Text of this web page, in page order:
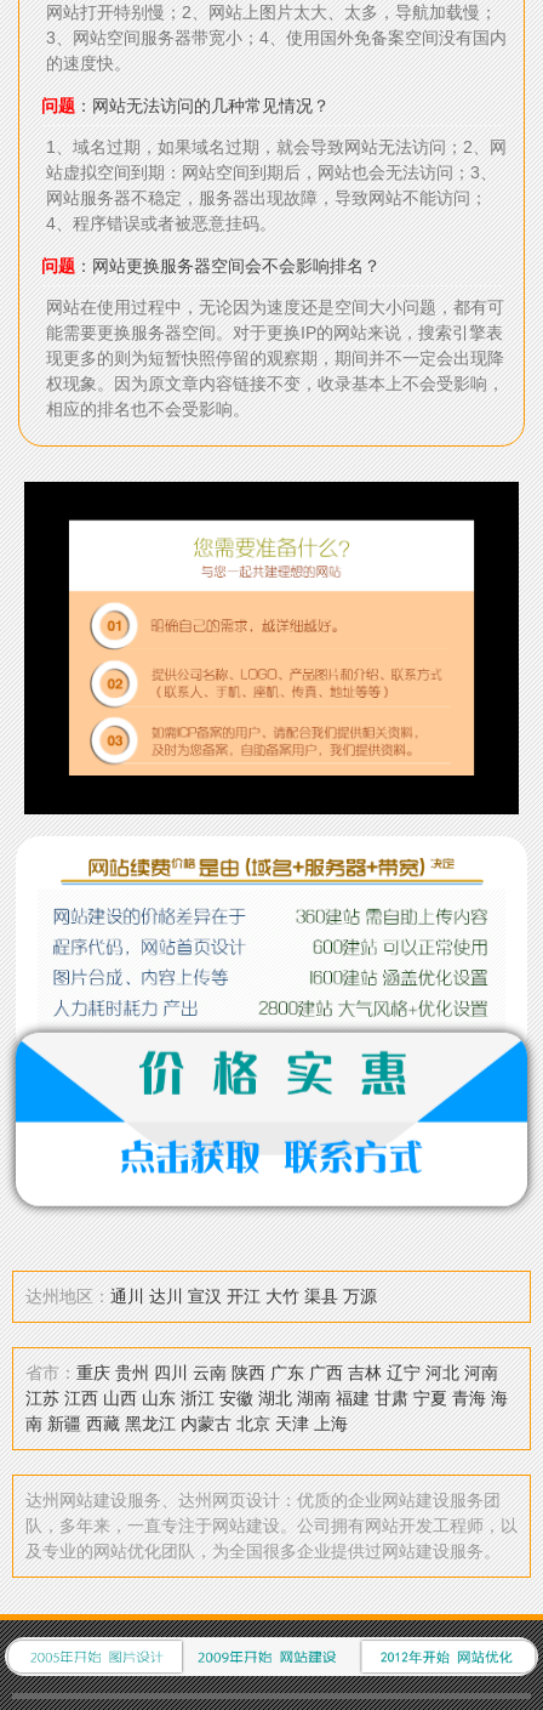
网站打开特别慢；2、网站上图片太大、太多，导航加载慢；
3、网站空间服务器带宽小；4、使用国外免备案空间没有国内
的速度快。
问题：网站无法访问的几种常见情况？
1、域名过期，如果域名过期，就会导致网站无法访问；2、网
站虚拟空间到期：网站空间到期后，网站也会无法访问；3、
网站服务器不稳定，服务器出现故障，导致网站不能访问；
4、程序错误或者被恶意挂码。
问题：网站更换服务器空间会不会影响排名？
网站在使用过程中，无论因为速度还是空间大小问题，都有可
能需要更换服务器空间。对于更换IP的网站来说，搜索引擎表
现更多的则为短暂快照停留的观察期，期间并不一定会出现降
权现象。因为原文章内容链接不变，收录基本上不会受影响，
相应的排名也不会受影响。
达州地区：通川 达川 宣汉 开江 大竹 渠县 万源
省市：重庆 贵州 四川 云南 陕西 广东 广西 吉林 辽宁 河北 河南
江苏 江西 山西 山东 浙江 安徽 湖北 湖南 福建 甘肃 宁夏 青海 海
南 新疆 西藏 黑龙江 内蒙古 北京 天津 上海
达州网站建设服务、达州网页设计：优质的企业网站建设服务团
队，多年来，一直专注于网站建设。公司拥有网站开发工程师，以
及专业的网站优化团队，为全国很多企业提供过网站建设服务。